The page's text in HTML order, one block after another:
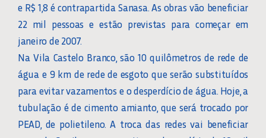
e R$ 1,8 é contrapartida Sanasa. As obras vão beneficiar
22 mil pessoas e estão previstas para começar em
janeiro de 2007.
Na Vila Castelo Branco, são 10 quilômetros de rede de
água e 9 km de rede de esgoto que serão substituídos
para evitar vazamentos e o desperdício de água. Hoje, a
tubulação é de cimento amianto, que será trocado por
PEAD, de polietileno. A troca das redes vai beneficiar